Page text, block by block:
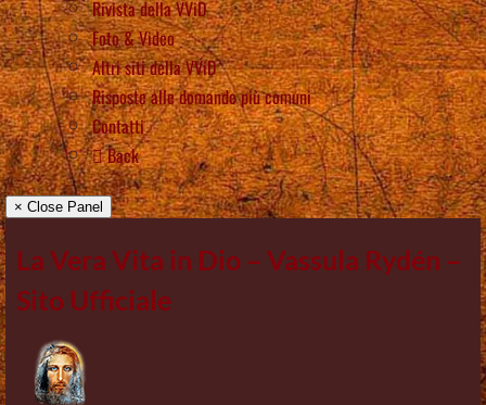
Rivista della VViD
Foto & Video
Altri siti della VViD
Risposte alle domande più comuni
Contatti
Back
× Close Panel
La Vera Vita in Dio – Vassula Rydén –
Sito Ufficiale